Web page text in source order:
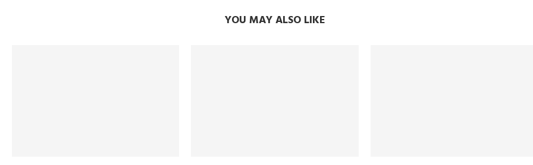
YOU MAY ALSO LIKE